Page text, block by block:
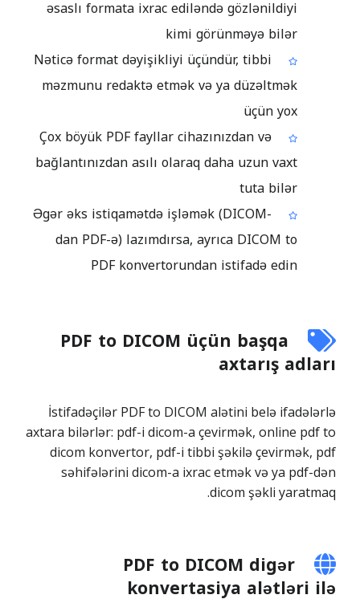
əsaslı formata ixrac ediləndə gözlənildiyi
kimi görünməyə bilər
Nəticə format dəyişikliyi üçündür, tibbi
məzmunu redaktə etmək və ya düzəltmək
üçün yox
Çox böyük PDF fayllar cihazınızdan və
bağlantınızdan asılı olaraq daha uzun vaxt
tuta bilər
Əgər əks istiqamətdə işləmək (DICOM-
dan PDF-ə) lazımdırsa, ayrıca DICOM to
PDF konvertorundan istifadə edin
PDF to DICOM üçün başqa
axtarış adları
İstifadəçilər PDF to DICOM alətini belə ifadələrlə
axtara bilərlər: pdf-i dicom-a çevirmək, online pdf to
dicom konvertor, pdf-i tibbi şəkilə çevirmək, pdf
səhifələrini dicom-a ixrac etmək və ya pdf-dən
dicom şəkli yaratmaq.
PDF to DICOM digər
konvertasiya alətləri ilə